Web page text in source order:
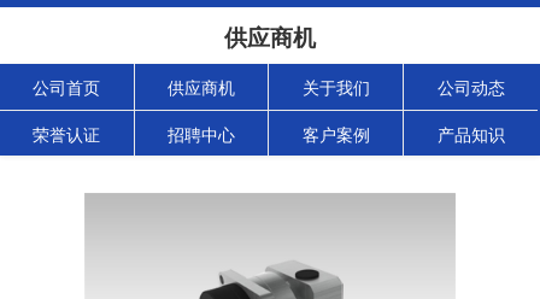
供应商机
公司首页 供应商机 关于我们 公司动态
荣誉认证 招聘中心 客户案例 产品知识